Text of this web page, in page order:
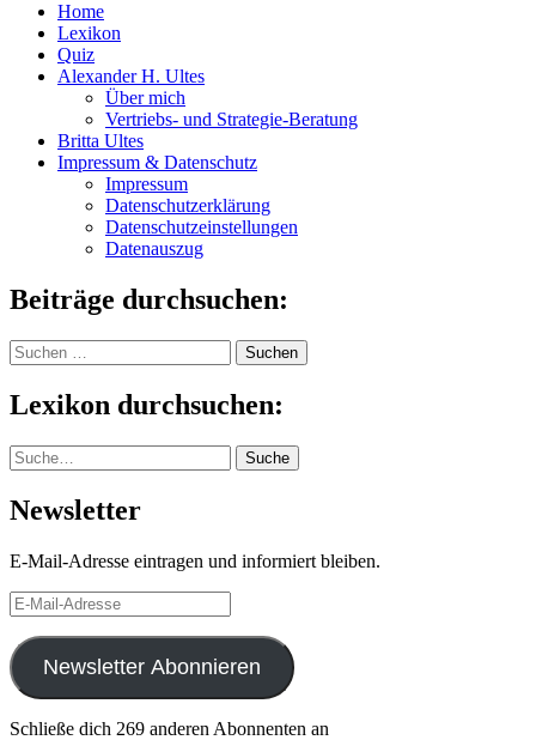
Home
Lexikon
Quiz
Alexander H. Ultes
Über mich
Vertriebs- und Strategie-Beratung
Britta Ultes
Impressum & Datenschutz
Impressum
Datenschutzerklärung
Datenschutzeinstellungen
Datenauszug
Beiträge durchsuchen:
Suchen
nach:
Lexikon durchsuchen:
Suche Suche
Newsletter
E-Mail-Adresse eintragen und informiert bleiben.
E-
Mail-
Adresse
Newsletter Abonnieren
Schließe dich 269 anderen Abonnenten an